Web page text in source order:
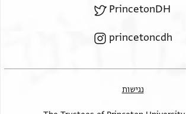
PrincetonDH
princetoncdh
נגישות